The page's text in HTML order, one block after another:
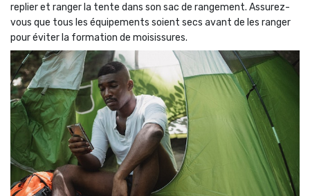
replier et ranger la tente dans son sac de rangement. Assurez-
vous que tous les équipements soient secs avant de les ranger
pour éviter la formation de moisissures.